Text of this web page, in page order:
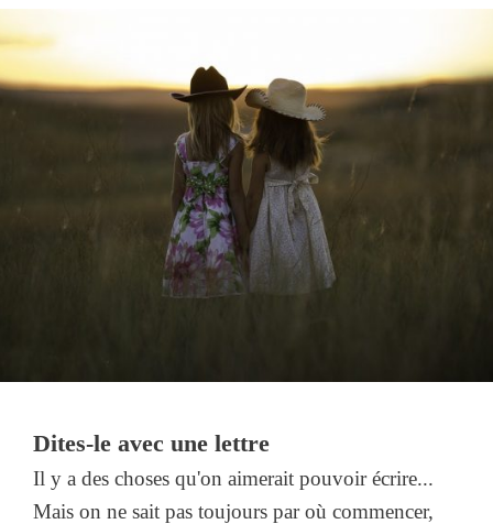
Dites-le avec une lettre
Il y a des choses qu'on aimerait pouvoir écrire...
Mais on ne sait pas toujours par où commencer,